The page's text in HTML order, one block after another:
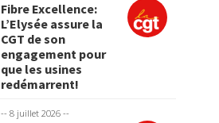
Fibre Excellence:
L’Elysée assure la
CGT de son
engagement pour
que les usines
redémarrent!
-- 8 juillet 2026 --